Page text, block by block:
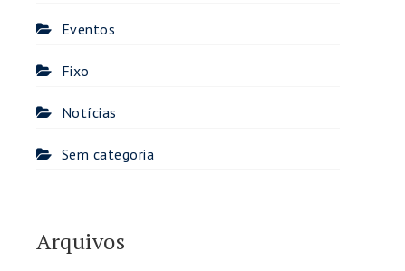
Eventos
Fixo
Notícias
Sem categoria
Arquivos